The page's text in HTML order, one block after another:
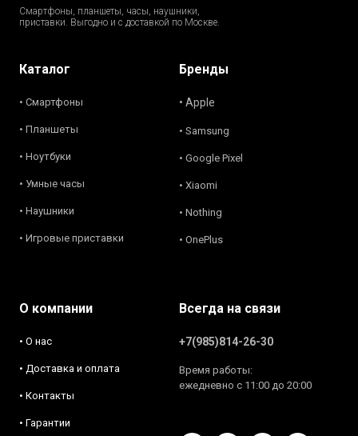
Смартфоны, планшеты, часы, наушники,
приставки. Выгодно и с доставкой по Москве.
Каталог
• Смартфоны
• Планшеты
• Ноутбуки
• Умные часы
• Наушники
• Игровые приставки
Бренды
• Apple
• Samsung
• Google Pixel
• Xiaomi
• Nothing
• OnePlus
О компании
• О нас
• Доставка и оплата
• Контакты
• Гарантии
Всегда на связи
+7(985)814-26-30
Время работы:
ежедневно с 11:00 до 20:00